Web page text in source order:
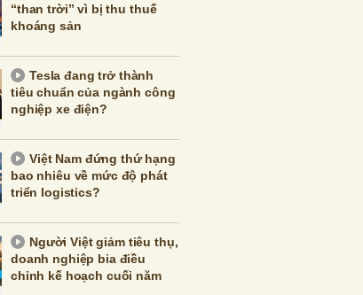
“than trời” vì bị thu thuế
khoáng sản
Tesla đang trở thành
tiêu chuẩn của ngành công
nghiệp xe điện?
Việt Nam đứng thứ hạng
bao nhiêu về mức độ phát
triển logistics?
Người Việt giảm tiêu thụ,
doanh nghiệp bia điều
chỉnh kế hoạch cuối năm